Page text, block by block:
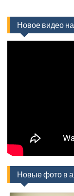
Новое видео
Новые фото в